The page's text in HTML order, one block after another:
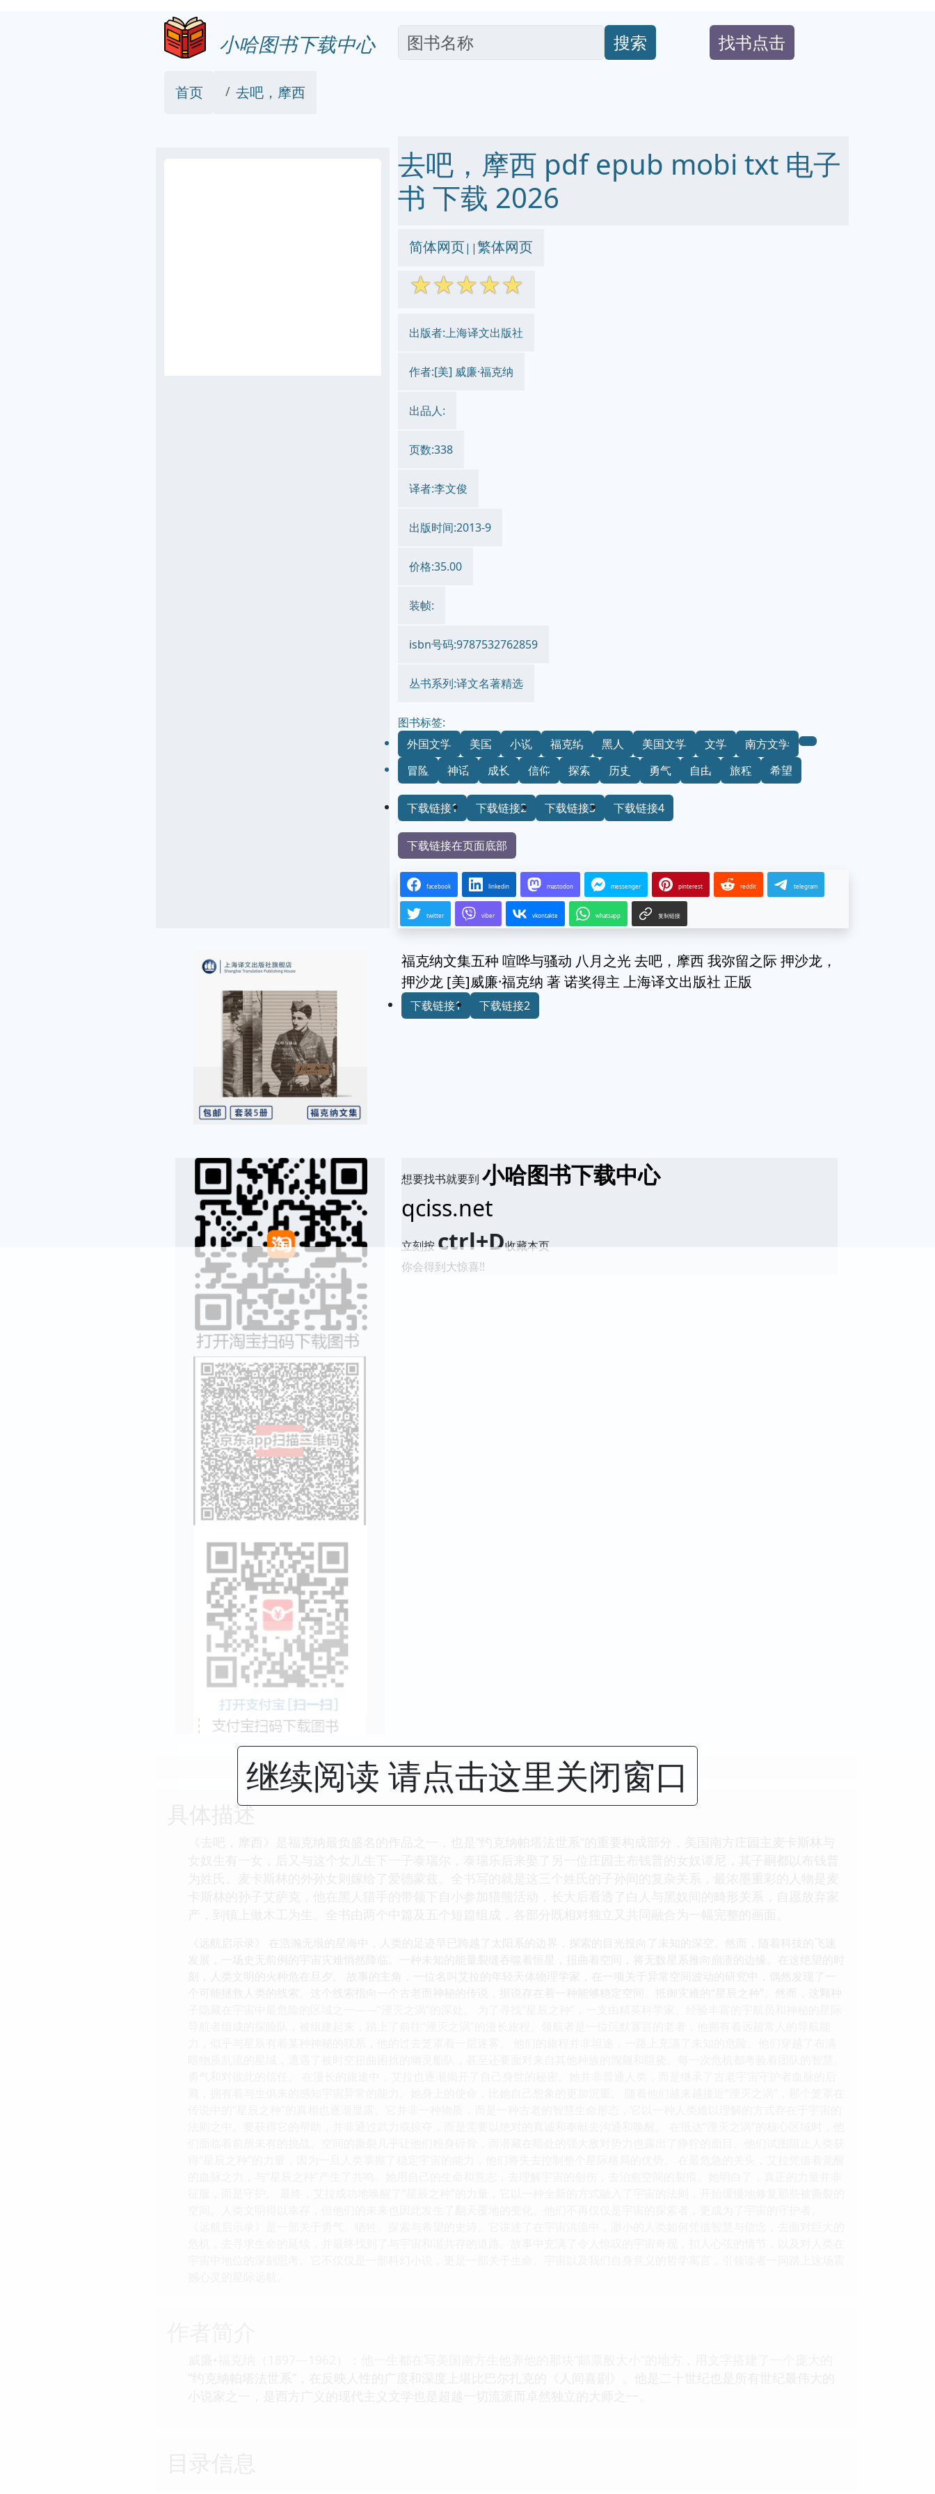
小哈图书下载中心 搜索 找书点击
首页 去吧，摩西
去吧，摩西 pdf epub mobi txt 电子
书 下载 2026
简体网页||繁体网页
☆☆☆☆☆
出版者:上海译文出版社
作者:[美] 威廉·福克纳
出品人:
页数:338
译者:李文俊
出版时间:2013-9
价格:35.00
装帧:
isbn号码:9787532762859
丛书系列:译文名著精选
图书标签:
外国文学
美国 小说 福克纳 黑人 美国文学 文学
南方文学
冒险
神话 成长 信仰 探索 历史 勇气 自由 旅程 希望
下载链接1 下载链接2 下载链接3 下载链接4
下载链接在页面底部
facebook linkedin mastodon messenger pinterest reddit telegram
twitter viber vkontakte whatsapp 复制链接
福克纳文集五种 喧哗与骚动 八月之光 去吧，摩西 我弥留之际 押沙龙，
押沙龙 [美]威廉·福克纳 著 诺奖得主 上海译文出版社 正版
下载链接1 下载链接2
想要找书就要到小哈图书下载中心
qciss.net
立刻按 ctrl+D收藏本页
你会得到大惊喜!!
具体描述
继续阅读 请点击这里关闭窗口